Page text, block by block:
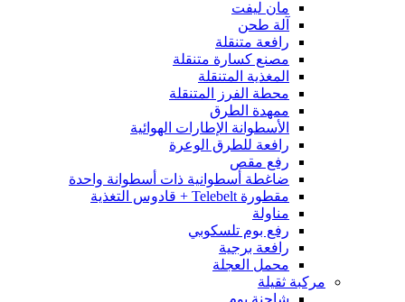
مان ليفت
آلة طحن
رافعة متنقلة
مصنع كسارة متنقلة
المغذية المتنقلة
محطة الفرز المتنقلة
ممهدة الطرق
الأسطوانة الإطارات الهوائية
رافعة للطرق الوعرة
رفع مقص
ضاغطة أسطوانية ذات أسطوانة واحدة
مقطورة Telebelt + قادوس التغذية
مناولة
رفع بوم تلسكوبي
رافعة برجية
محمل العجلة
مركبة ثقيلة
شاحنة بوم